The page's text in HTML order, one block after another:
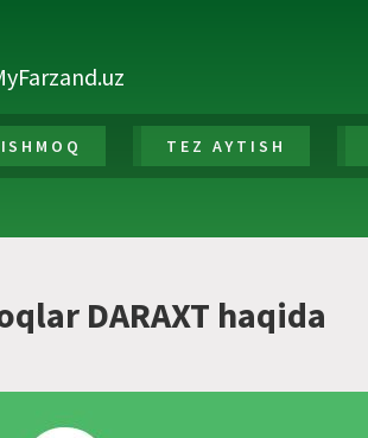
TEZ AYTISH
DARAXT haqida